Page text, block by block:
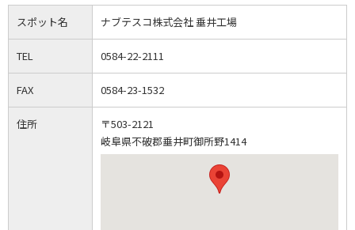
スポット名 ナブテスコ株式会社 垂井工場
TEL 0584-22-2111
FAX 0584-23-1532
住所
〒503-2121
岐阜県不破郡垂井町御所野1414